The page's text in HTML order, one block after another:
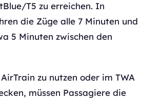
T5 zu erreichen. In
die Züge alle 7 Minuten und
5 Minuten zwischen den
zu nutzen oder im TWA
müssen Passagiere die